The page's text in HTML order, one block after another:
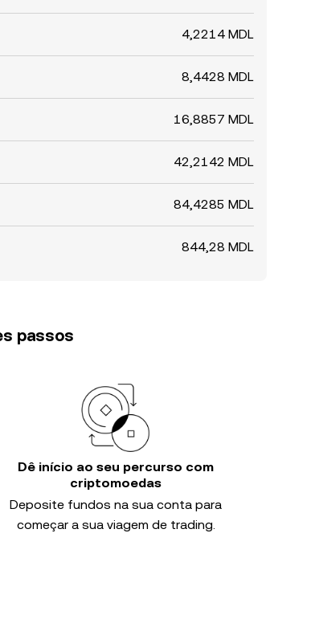
4,2214 MDL
8,4428 MDL
16,8857 MDL
42,2142 MDL
84,4285 MDL
844,28 MDL
passos
Dê início ao seu percurso com
criptomoedas
Deposite fundos na sua conta para
começar a sua viagem de trading.